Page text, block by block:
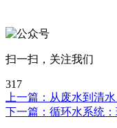
扫一扫，关注我们
317
上一篇： 从废水到清
下一篇： 循环水系统